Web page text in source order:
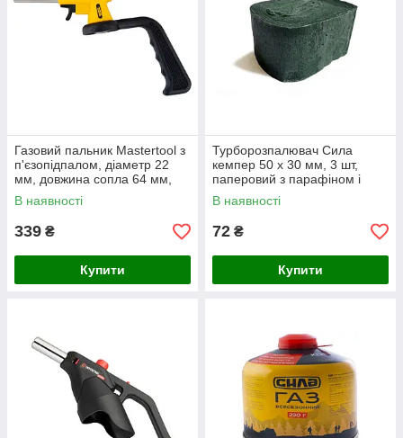
Газовий пальник Mastertool з
п'єзопідпалом, діаметр 22
мм, довжина сопла 64 мм,
температура до 1300°С (44-
5045)
В наявності
339 ₴
Купити
Турборозпалювач Сила
кемпер 50 x 30 мм, 3 шт,
паперовий з парафіном і
бджолиним воском
В наявності
72 ₴
Купити